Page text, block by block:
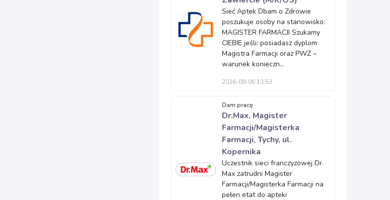
Sieć Aptek Dbam o Zdrowie
poszukuje osoby na stanowisko:
MAGISTER FARMACJI Szukamy
CIEBIE jeśli: posiadasz dyplom
Magistra Farmacji oraz PWZ –
warunek konieczn...
2026-08-06 13:53
Dam pracę
Dr.Max, Magister
Farmacji/Magisterka
Farmacji, Tychy, ul.
Kopernika
Uczestnik sieci franczyzowej Dr.
Max zatrudni Magister
Farmacji/Magisterka Farmacji na
pełen etat do apteki